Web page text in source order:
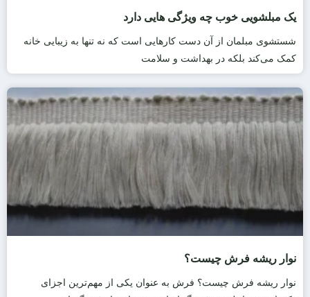
یک مبلشویی خوب چه ویژگی هایی دارد
شستشوی مبلمان از آن دست کارهایی است که نه تنها به زیبایی خانه
کمک می‌کند بلکه در بهداشت و سلامت
نوار ریشه فرش چیست؟
نوار ریشه فرش چیست؟ فرش به عنوان یکی از مهم‌ترین اجزای